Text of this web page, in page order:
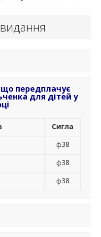
що передплачує
для дітей у
Сигла
ф38
ф38
ф38